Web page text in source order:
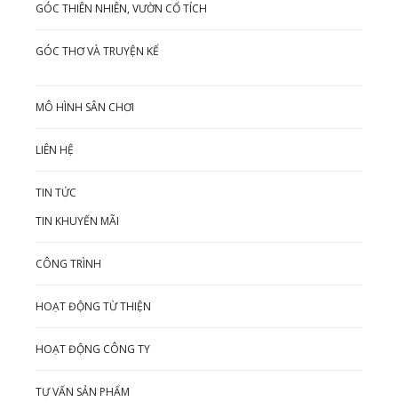
GÓC THIÊN NHIÊN, VƯỜN CỔ TÍCH
GÓC THƠ VÀ TRUYỆN KỂ
MÔ HÌNH SÂN CHƠI
LIÊN HỆ
TIN TỨC
TIN KHUYẾN MÃI
CÔNG TRÌNH
HOẠT ĐỘNG TỪ THIỆN
HOẠT ĐỘNG CÔNG TY
TƯ VẤN SẢN PHẨM